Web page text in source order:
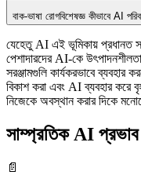
বাক-ভাষা রোগবিশেষজ্ঞ কীভাবে AI
যেহেতু AI এই ভূমিকায় প্রধানত
পেশাদারদের AI-কে
সরঞ্জামগুলি কার্যকরভাবে ব্যবহার
বিকাশ করা এবং AI ব্যবহার করে
নিজেকে অবস্থান করার দিকে
সাম্প্রতিক AI প্রভাব
📄